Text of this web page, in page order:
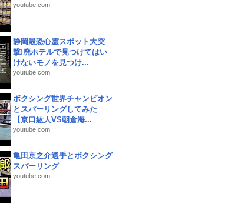
youtube.com
静岡最恐心霊スポット大突
撃!廃ホテルで見つけてはい
けないモノを見つけ...
youtube.com
ボクシング世界チャンピオン
とスパーリングしてみた
【京口紘人VS朝倉海...
youtube.com
亀田京之介選手とボクシング
スパーリング
youtube.com